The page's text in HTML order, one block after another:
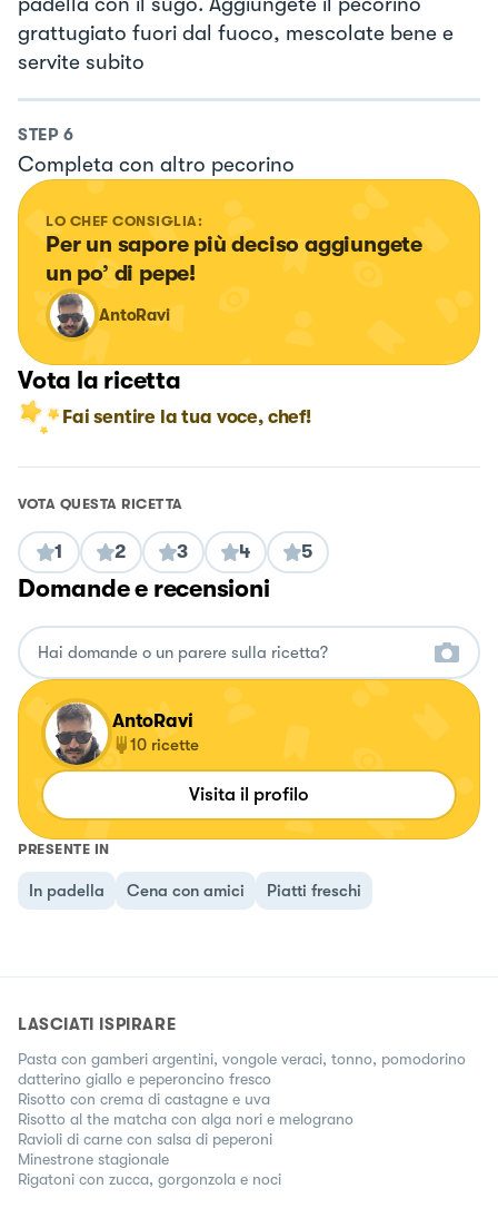
grattugiato fuori dal fuoco, mescolate bene e
servite subito
STEP 6
Completa con altro pecorino
LO CHEF CONSIGLIA:
Per un sapore più deciso aggiungete
un po’ di pepe!
AntoRavi
Vota la ricetta
Fai sentire la tua voce, chef!
VOTA QUESTA RICETTA
1 2 3 4 5
Domande e recensioni
AntoRavi
10 ricette
Visita il profilo
PRESENTE IN
In padella Cena con amici Piatti freschi
LASCIATI ISPIRARE
Pasta con gamberi argentini, vongole veraci, tonno, pomodorino
datterino giallo e peperoncino fresco
Risotto con crema di castagne e uva
Risotto al the matcha con alga nori e melograno
Ravioli di carne con salsa di peperoni
Minestrone stagionale
Rigatoni con zucca, gorgonzola e noci